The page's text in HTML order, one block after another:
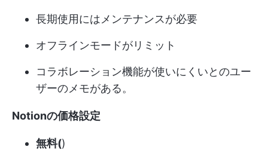
長期使用にはメンテナンスが必要
オフラインモードがリミット
コラボレーション機能が使いにくいとのユー
ザーのメモがある。
Notionの価格設定
無料()